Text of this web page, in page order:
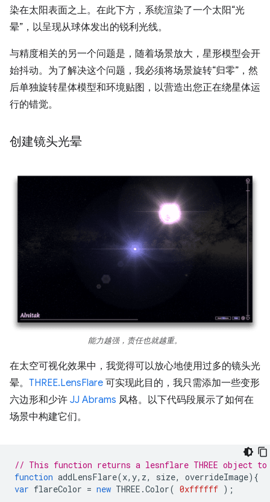
染在太阳表面之上。在此下方，系统渲染了一个太阳“光
晕”，以呈现从球体发出的锐利光线。
与精度相关的另一个问题是，随着场景放大，星形模型会开
始抖动。为了解决这个问题，我必须将场景旋转“归零”，然
后单独旋转星体模型和环境贴图，以营造出您正在绕星体运
行的错觉。
创建镜头光晕
能力越强，责任也就越重。
在太空可视化效果中，我觉得可以放心地使用过多的镜头光
晕。 THREE.LensFlare 可实现此目的，我只需添加一些变形
六边形和少许 JJ Abrams 风格。以下代码段展示了如何在
场景中构建它们。
// This function returns a lesnflare THREE object to
function addLensFlare(x, y, z, size, overrideImage){
var flareColor = new THREE .Color( 0xffffff );